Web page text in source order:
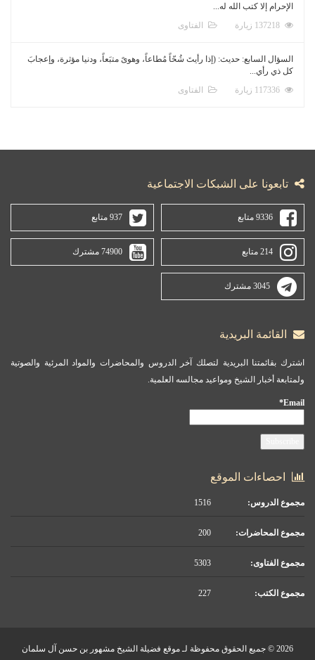
الإحرام إلا كتب الله له...
الفتاوى
السؤال السابع: حديث: (إذا رأيتَ شُحّاً مُطاعاً، وهوىً متبَعاً، ودنيا مؤثرة، وإعجابَ
كل ذي رأي...
الفتاوى
تابعونا على الشبكات الاجتماعية
9336 متابع 937 متابع
214 متابع 74900 مشترك
3045 مشترك
القائمة البريدية
اشترك بقائمتنا البريدية لتصلك آخر الدروس والمحاضرات والمواد المرئية والصوتية
ولمتابعة أخبار الشيخ ومواعيد مجالسه العلمية.
Email*
احصاءات الموقع
مجموع الدروس:
مجموع المحاضرات:
مجموع الفتاوى:
مجموع الكتب:
2026 © جميع الحقوق محفوظة لـ موقع فضيلة الشيخ مشهور بن حسن آل سلمان